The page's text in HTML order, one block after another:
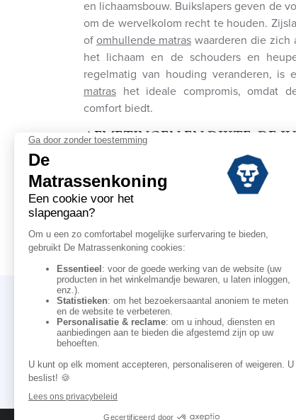
en lichaamsbouw. Buikslapers geven de
om de wervelkolom recht te houden.
ofomhullende matras waarderen die zich
het lichaam en de schouders en
regelmatig van houding veranderen, is
matras het ideale compromis, omdat
comfort biedt.
AFMETINGEN EN DIKTE: DE
Hybride matrassen zijn verkrijgbaar in
90x190 cm
voor één persoon tot een
De dikte, meestal tussen 20 en 36
comfort. Een dikte van 25-28 cm is
DE MATRASSENKONING
Ons verhaal
Onze kennis
Affiliate campagne